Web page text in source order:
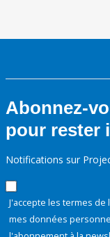
Abonnez-
pour rester
Notifications sur
J'accepte les termes de
mes données